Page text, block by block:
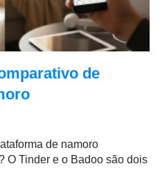
de
de namoro
O Tinder e o Badoo são dois